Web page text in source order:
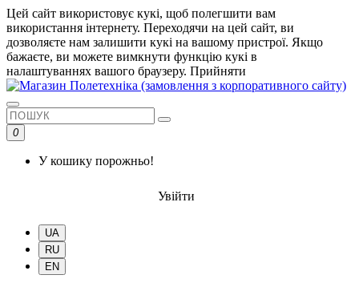
Цей сайт використовує кукі, щоб полегшити вам
використання інтернету. Переходячи на цей сайт, ви
дозволяєте нам залишити кукі на вашому пристрої. Якщо
бажаєте, ви можете вимкнути функцію кукі в
налаштуваннях вашого браузеру. Прийняти
0
У кошику порожньо!
Увійти
UA
RU
EN